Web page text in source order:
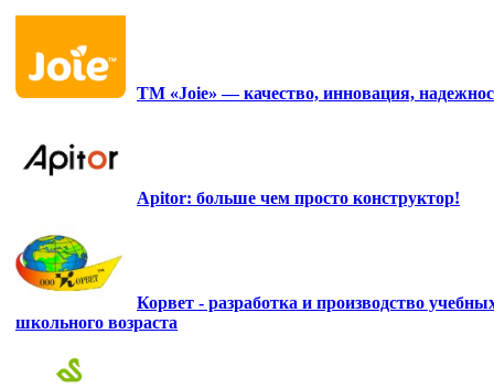
ТМ «Joie» — качество, инновация,
Apitor: больше чем просто конструктор!
Корвет - разработка и производство
школьного возраста